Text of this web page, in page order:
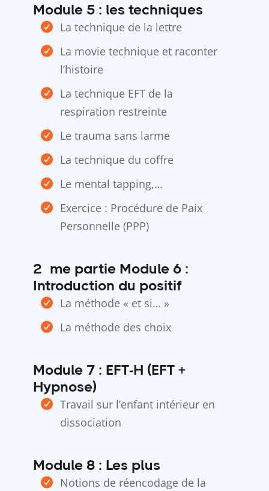
Module 5 : les techniques
La technique de la lettre
La movie technique et raconter
l’histoire
La technique EFT de la
respiration restreinte
Le trauma sans larme
La technique du coffre
Le mental tapping,…
Exercice : Procédure de Paix
Personnelle (PPP)
2ème partie Module 6 :
Introduction du positif
La méthode « et si… »
La méthode des choix
Module 7 : EFT-H (EFT +
Hypnose)
Travail sur l’enfant intérieur en
dissociation
Module 8 : Les plus
Notions de réencodage de la